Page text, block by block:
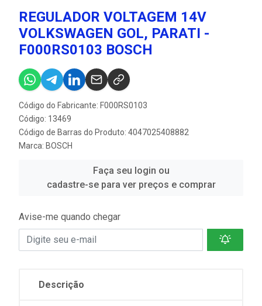
REGULADOR VOLTAGEM 14V
VOLKSWAGEN GOL, PARATI -
F000RS0103 BOSCH
Código do Fabricante: F000RS0103
Código: 13469
Código de Barras do Produto: 4047025408882
Marca: BOSCH
Faça seu login ou
cadastre-se para ver preços e comprar
Avise-me quando chegar
Descrição